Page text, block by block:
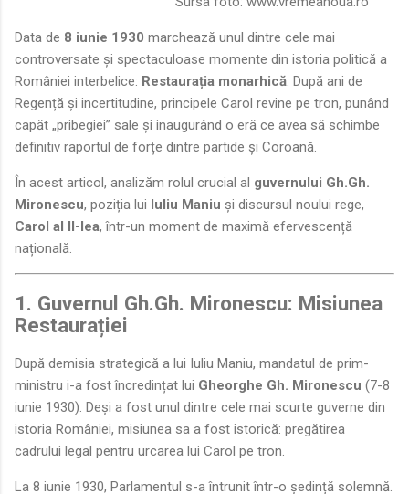
Data de 8 iunie 1930 marchează unul dintre cele mai
controversate și spectaculoase momente din istoria politică a
României interbelice: Restaurația monarhică. După ani de
Regență și incertitudine, principele Carol revine pe tron, punând
capăt „pribegiei” sale și inaugurând o eră ce avea să schimbe
definitiv raportul de forțe dintre partide și Coroană.
În acest articol, analizăm rolul crucial al guvernului Gh.Gh.
Mironescu, poziția lui Iuliu Maniu și discursul noului rege,
Carol al II-lea, într-un moment de maximă efervescență
națională.
1. Guvernul Gh.Gh. Mironescu: Misiunea
Restaurației
După demisia strategică a lui Iuliu Maniu, mandatul de prim-
ministru i-a fost încredințat lui Gheorghe Gh. Mironescu (7-8
iunie 1930). Deși a fost unul dintre cele mai scurte guverne din
istoria României, misiunea sa a fost istorică: pregătirea
cadrului legal pentru urcarea lui Carol pe tron.
La 8 iunie 1930, Parlamentul s-a întrunit într-o ședință solemnă.